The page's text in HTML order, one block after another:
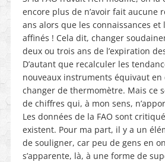
encore plus de n’avoir fait aucune
ans alors que les connaissances et
affinés ! Cela dit, changer
deux ou trois ans de l’expiration
D’autant que recalculer les
nouveaux instruments équivaut en
changer de thermomètre. Mais ce
de chiffres qui, à mon sens,
Les données de la FAO sont
existent. Pour ma part, il y a un
de souligner, car peu de gens en
s’apparente, là, à une forme de